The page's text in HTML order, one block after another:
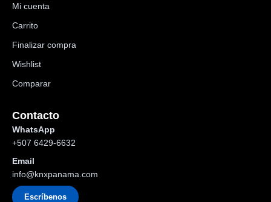
Mi cuenta
Carrito
Finalizar compra
Wishlist
Comparar
Contacto
WhatsApp
+507 6429-6632
Email
info@knxpanama.com
Escríbenos